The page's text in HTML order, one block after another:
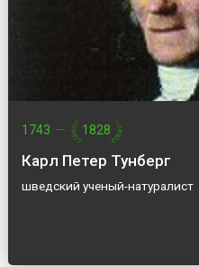
1743 — 1828
Карл Петер Тунберг
шведский ученый-натуралист